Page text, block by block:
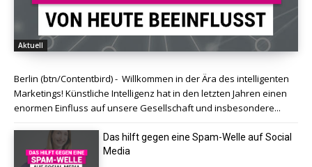
Aktuell
Berlin (btn/Contentbird) - Willkommen in der Ära des intelligenten
Marketings! Künstliche Intelligenz hat in den letzten Jahren einen
enormen Einfluss auf unsere Gesellschaft und insbesondere...
Das hilft gegen eine Spam-Welle auf Social
Media